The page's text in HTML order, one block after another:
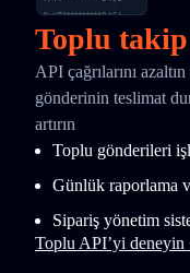
Toplu takip
API çağrılarını
gönderinin teslimat
artırın
Toplu gönderileri
Günlük raporlama
Sipariş yönetim
Toplu API’yi deneyin